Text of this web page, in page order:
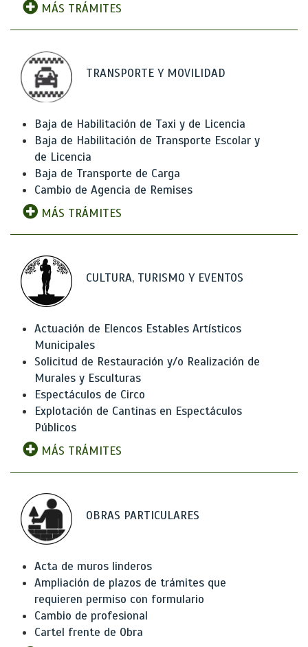
MÁS TRÁMITES
TRANSPORTE Y MOVILIDAD
Baja de Habilitación de Taxi y de Licencia
Baja de Habilitación de Transporte Escolar y
de Licencia
Baja de Transporte de Carga
Cambio de Agencia de Remises
MÁS TRÁMITES
CULTURA, TURISMO Y EVENTOS
Actuación de Elencos Estables Artísticos
Municipales
Solicitud de Restauración y/o Realización de
Murales y Esculturas
Espectáculos de Circo
Explotación de Cantinas en Espectáculos
Públicos
MÁS TRÁMITES
OBRAS PARTICULARES
Acta de muros linderos
Ampliación de plazos de trámites que
requieren permiso con formulario
Cambio de profesional
Cartel frente de Obra